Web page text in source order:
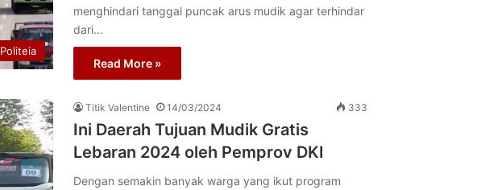
Politeia
menghindari tanggal puncak arus mudik agar terhindar
dari…
Read More »
Titik Valentine 14/03/2024 333
Ini Daerah Tujuan Mudik Gratis
Lebaran 2024 oleh Pemprov DKI
Dengan semakin banyak warga yang ikut program